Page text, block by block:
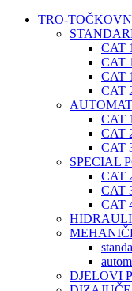
TRO-
CAT
CAT
CAT
CAT
CAT
CAT
CAT
SPECIAL
CAT
CAT
CAT
DJELOVI